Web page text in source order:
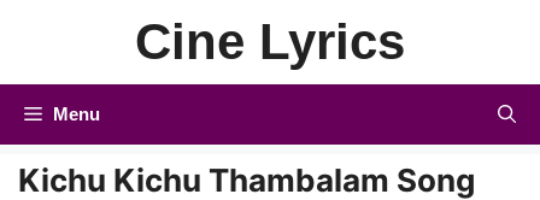
Cine Lyrics
Menu
Kichu Kichu Thambalam Song